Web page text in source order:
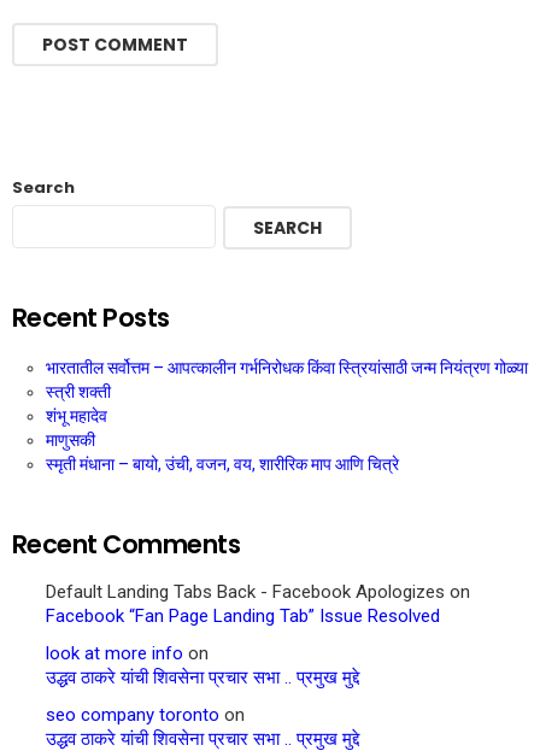
Search
SEARCH
Recent Posts
भारतातील सर्वोत्तम – आपत्कालीन गर्भनिरोधक किंवा स्त्रियांसाठी जन्म नियंत्रण गोळ्या
स्त्री शक्ती
शंभू महादेव
माणुसकी
स्मृती मंधाना – बायो, उंची, वजन, वय, शारीरिक माप आणि चित्रे
Recent Comments
Default Landing Tabs Back - Facebook Apologizes on
Facebook “Fan Page Landing Tab” Issue Resolved
look at more info on
उद्धव ठाकरे यांची शिवसेना प्रचार सभा .. प्रमुख मुद्दे
seo company toronto on
उद्धव ठाकरे यांची शिवसेना प्रचार सभा .. प्रमुख मुद्दे